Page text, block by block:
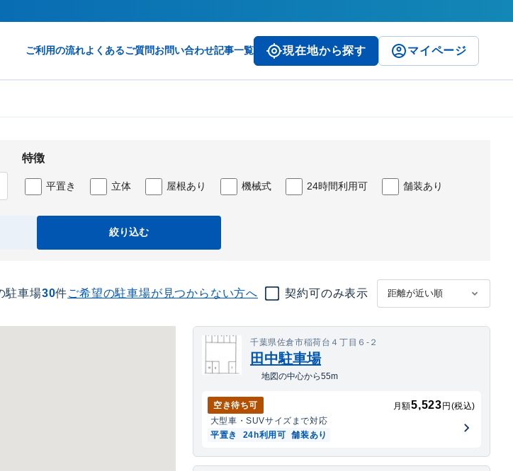
ご利用の流れよくあるご質問お問い合わせ記事一覧 現在地から探す マイページ
特徴
平置き 立体 屋根あり 機械式 24時間利用可 舗装あり
絞り込む
駐車場30件ご希望の駐車場が見つからない方へ 契約可のみ表示
千葉県佐倉市稲荷台４丁目６-２
田中駐車場
地図の中心から55m
空き待ち可 月額5,523 円(税込)
大型車・SUVサイズまで対応
平置き
24h利用可 舗装あり